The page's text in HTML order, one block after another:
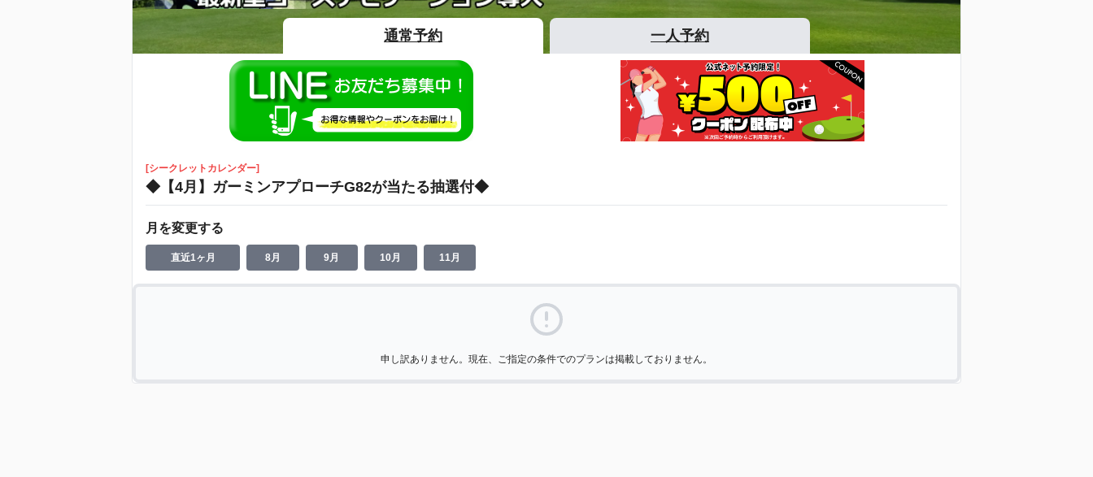
通常予約 一人予約
[シークレットカレンダー]
◆【4月】ガーミンアプローチG82が当たる抽選付◆
月を変更する
直近1ヶ月 8月 9月 10月 11月
申し訳ありません。現在、ご指定の条件でのプランは掲載しておりません。